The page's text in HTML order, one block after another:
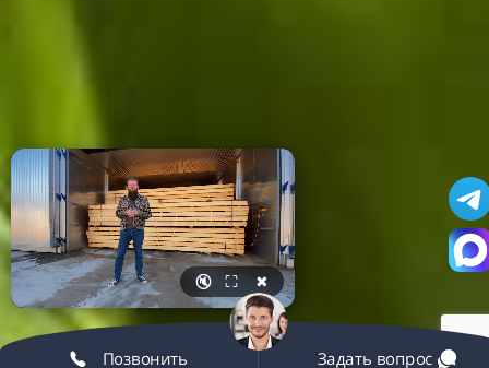
🔇 ⛶ ✖
Позвонить Задать вопрос